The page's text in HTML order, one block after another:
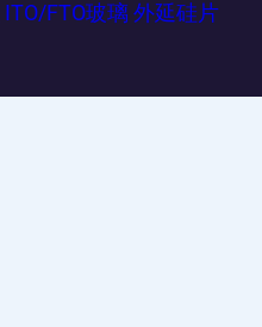
ITO/FTO玻璃 外延硅片